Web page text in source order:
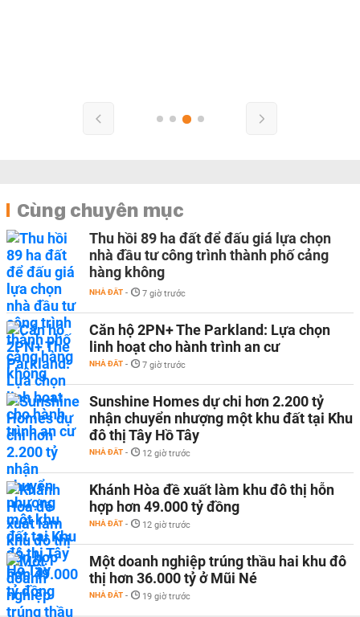
Cùng chuyên mục
Thu hồi 89 ha đất để đấu giá lựa chọn
nhà đầu tư công trình thành phố cảng
hàng không
NHÀ ĐẤT - 7 giờ trước
Căn hộ 2PN+ The Parkland: Lựa chọn
linh hoạt cho hành trình an cư
NHÀ ĐẤT - 7 giờ trước
Sunshine Homes dự chi hơn 2.200 tỷ
nhận chuyển nhượng một khu đất tại Khu
đô thị Tây Hồ Tây
NHÀ ĐẤT - 12 giờ trước
Khánh Hòa đề xuất làm khu đô thị hỗn
hợp hơn 49.000 tỷ đồng
NHÀ ĐẤT - 12 giờ trước
Một doanh nghiệp trúng thầu hai khu đô
thị hơn 36.000 tỷ ở Mũi Né
NHÀ ĐẤT - 19 giờ trước